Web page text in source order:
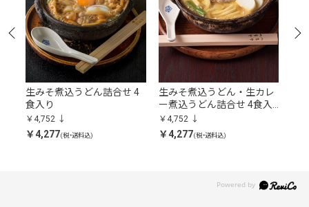
生みそ煮込うどん詰合せ 4
食入り
￥4,752
￥4,277(税・送料込)
生みそ煮込うどん・生カレ
ー煮込うどん詰合せ 4食入
り
￥4,752
￥4,277(税・送料込)